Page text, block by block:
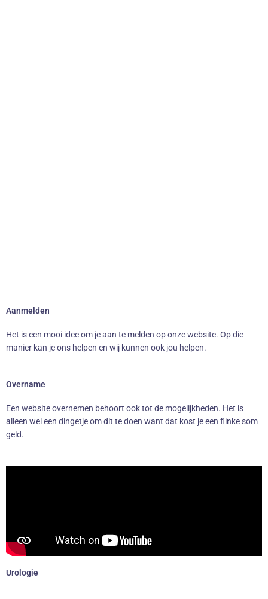
Aanmelden
Het is een mooi idee om je aan te melden op onze website. Op die
manier kan je ons helpen en wij kunnen ook jou helpen.
Overname
Een website overnemen behoort ook tot de mogelijkheden. Het is
alleen wel een dingetje om dit te doen want dat kost je een flinke som
geld.
Urologie